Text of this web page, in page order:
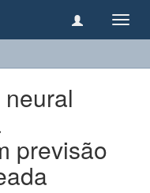
previsão